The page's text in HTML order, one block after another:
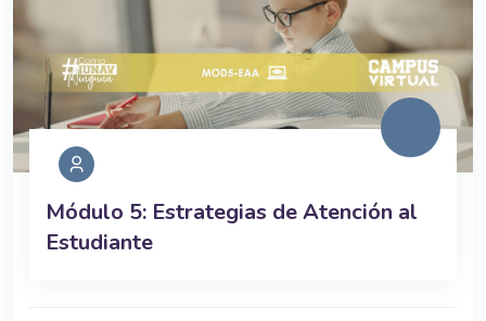
Módulo 5: Estrategias de Atención al
Estudiante